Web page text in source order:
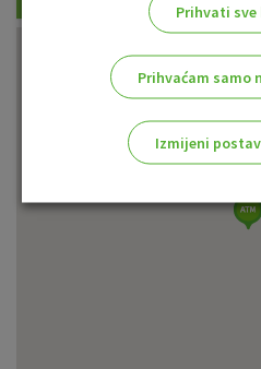
Prihvati sve
Prihvaćam samo
Izmijeni